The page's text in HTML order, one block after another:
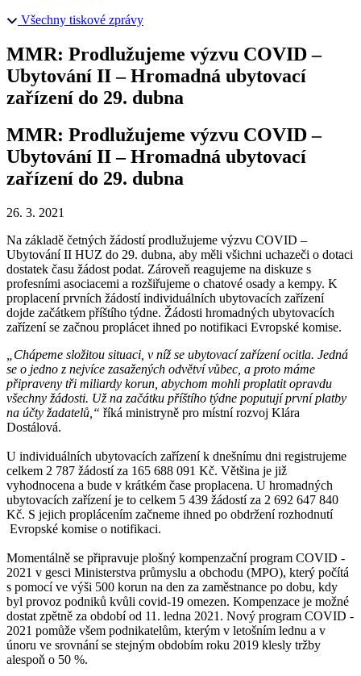
Všechny tiskové zprávy
MMR: Prodlužujeme výzvu COVID –
Ubytování II – Hromadná ubytovací
zařízení do 29. dubna
MMR: Prodlužujeme výzvu COVID –
Ubytování II – Hromadná ubytovací
zařízení do 29. dubna
26. 3. 2021
Na základě četných žádostí prodlužujeme výzvu COVID –
Ubytování II HUZ do 29. dubna, aby měli všichni uchazeči o dotaci
dostatek času žádost podat. Zároveň reagujeme na diskuze s
profesními asociacemi a rozšiřujeme o chatové osady a kempy. K
proplacení prvních žádostí individuálních ubytovacích zařízení
dojde začátkem příštího týdne. Žádosti hromadných ubytovacích
zařízení se začnou proplácet ihned po notifikaci Evropské komise.
„Chápeme složitou situaci, v níž se ubytovací zařízení ocitla. Jedná
se o jedno z nejvíce zasažených odvětví vůbec, a proto máme
připraveny tři miliardy korun, abychom mohli proplatit opravdu
všechny žádosti. Už na začátku příštího týdne poputují první platby
na účty žadatelů,“ říká ministryně pro místní rozvoj Klára
Dostálová.
U individuálních ubytovacích zařízení k dnešnímu dni registrujeme
celkem 2 787 žádostí za 165 688 091 Kč. Většina je již
vyhodnocena a bude v krátkém čase proplacena. U hromadných
ubytovacích zařízení je to celkem 5 439 žádostí za 2 692 647 840
Kč. S jejich proplácením začneme ihned po obdržení rozhodnutí
Evropské komise o notifikaci.
Momentálně se připravuje plošný kompenzační program COVID -
2021 v gesci Ministerstva průmyslu a obchodu (MPO), který počítá
s pomocí ve výši 500 korun na den za zaměstnance po dobu, kdy
byl provoz podniků kvůli covid-19 omezen. Kompenzace je možné
dostat zpětně za období od 11. ledna 2021. Nový program COVID -
2021 pomůže všem podnikatelům, kterým v letošním lednu a v
únoru ve srovnání se stejným obdobím roku 2019 klesly tržby
alespoň o 50 %.